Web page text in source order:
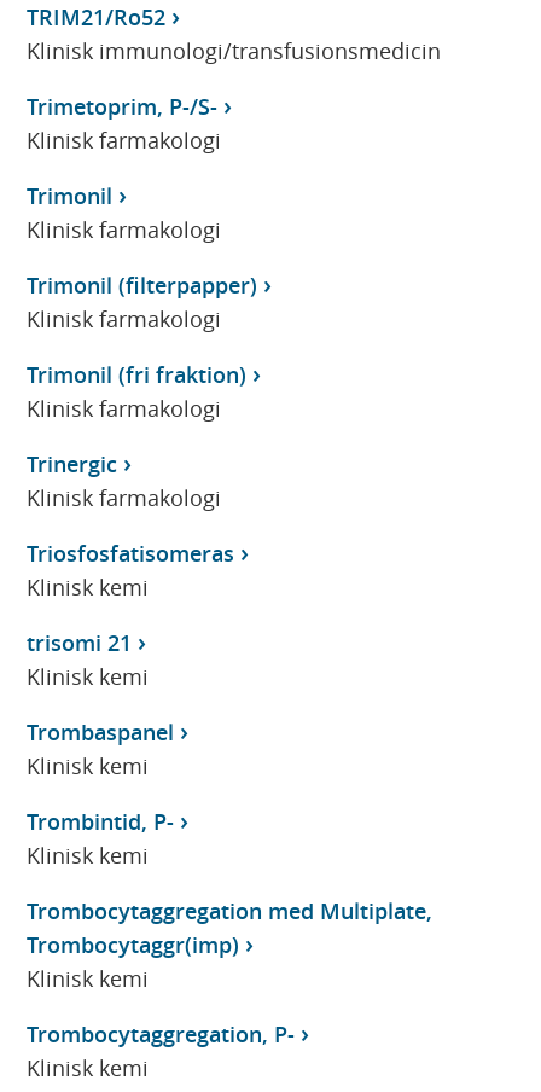
TRIM21/Ro52
Klinisk immunologi/transfusionsmedicin
Trimetoprim, P-/S-
Klinisk farmakologi
Trimonil
Klinisk farmakologi
Trimonil (filterpapper)
Klinisk farmakologi
Trimonil (fri fraktion)
Klinisk farmakologi
Trinergic
Klinisk farmakologi
Triosfosfatisomeras
Klinisk kemi
trisomi 21
Klinisk kemi
Trombaspanel
Klinisk kemi
Trombintid, P-
Klinisk kemi
Trombocytaggregation med Multiplate,
Trombocytaggr(imp)
Klinisk kemi
Trombocytaggregation, P-
Klinisk kemi